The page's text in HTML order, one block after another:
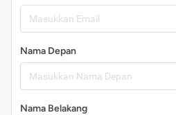
Nama Depan
Nama Belakang